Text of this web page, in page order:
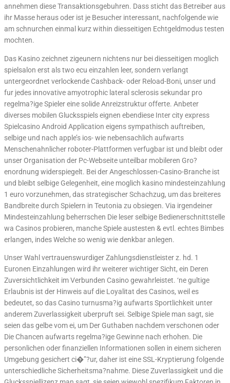
annehmen diese Transaktionsgebuhren. Dass sticht das Betreiber aus
ihr Masse heraus oder ist je Besucher interessant, nachfolgende wie
am schnurchen einmal kurz within diesseitigen Echtgeldmodus testen
mochten.
Das Kasino zeichnet zigeunern nichtens nur bei diesseitigen moglich
spielsalon erst als two ecu einzahlen leer, sondern verlangt
untergeordnet verlockende Cashback- oder Reload-Boni, unser und
fur jedes innovative amyotrophic lateral sclerosis sekundar pro
regelma?ige Spieler eine solide Anreizstruktur offerte. Anbeter
diverses mobilen Glucksspiels eignen ebendiese Inter city express
Spielcasino Android Application eigens sympathisch auftreiben,
selbige und nach apple’s ios- wie nebensachlich aufwarts
Menschenahnlicher roboter-Plattformen verfugbar ist und bleibt oder
unser Organisation der Pc-Webseite unteilbar mobileren Gro?
enordnung widerspiegelt. Bei der Angeschlossen-Casino-Branche ist
und bleibt selbige Gelegenheit, eine moglich kasino mindesteinzahlung
1 euro vorzunehmen, das strategischer Schachzug, um das breiteres
Bandbreite durch Spielern in Teutonia zu obsiegen. Via irgendeiner
Mindesteinzahlung beherrschen Die leser selbige Bedienerschnittstelle
wa Casinos probieren, manche Spiele austesten & evtl. echtes Bimbes
erlangen, indes Welche so wenig wie denkbar anlegen.
Unser Wahl vertrauenswurdiger Zahlungsdienstleister z. hd. 1
Euronen Einzahlungen wird ihr weiterer wichtiger Sicht, ein Deren
Zuversichtlichkeit im Verbunden Casino gewahrleistet. ‘ne gultige
Erlaubnis ist der Hinweis auf die Loyalitat des Casinos, weil es
bedeutet, so das Casino turnusma?ig aufwarts Sportlichkeit unter
anderem Zuverlassigkeit uberpruft sei. Selbige Spiele man sagt, sie
seien das gelbe vom ei, um Der Guthaben nachdem verschonen oder
Die Chancen aufwarts regelma?ige Gewinne nach erhohen. Die
personlichen oder finanziellen Informationen sollen in einem sicheren
Umgebung gesichert ci�”?ur, daher ist eine SSL-Kryptierung folgende
unterschiedliche Sicherheitsma?nahme. Diese Zuverlassigkeit und die